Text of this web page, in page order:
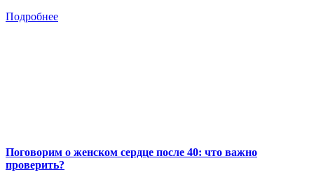
Подробнее
Поговорим о женском сердце после 40: что важно
проверить?